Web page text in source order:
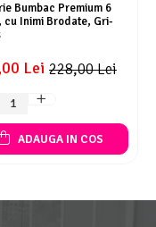
Bumbac Premium 6
cu Inimi Brodate, Gri-
228,00 Lei
Lei
ADAUGA IN COS